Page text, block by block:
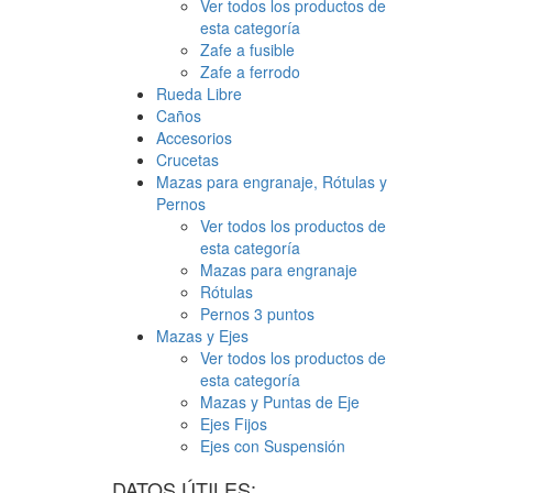
Ver todos los productos de
esta categoría
Zafe a fusible
Zafe a ferrodo
Rueda Libre
Caños
Accesorios
Crucetas
Mazas para engranaje, Rótulas y
Pernos
Ver todos los productos de
esta categoría
Mazas para engranaje
Rótulas
Pernos 3 puntos
Mazas y Ejes
Ver todos los productos de
esta categoría
Mazas y Puntas de Eje
Ejes Fijos
Ejes con Suspensión